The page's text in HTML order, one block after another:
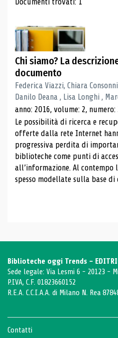
Risultati di
Chi siamo? La
documento
Federica Viazzi, Chiara
Danilo Deana , Lisa Longhi ,
anno: 2016, volume: 2, numero:
Le possibilità di ricerca e
offerte dalla rete Internet
progressiva perdita di
biblioteche come punti di
all’informazione. Al
spesso modellate sulla base di
Biblioteche oggi Trends -
Sede legale: Via Lesmi 6 - 20123 -
P.IVA, C.F. 01823660152
R.E.A. C.C.I.A.A. di Milano N. Rea
Contatti